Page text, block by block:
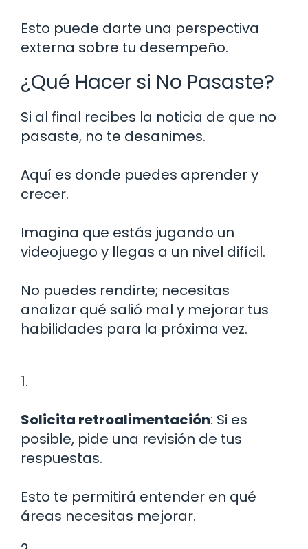
Esto puede darte una perspectiva
externa sobre tu desempeño.
¿Qué Hacer si No Pasaste?
Si al final recibes la noticia de que no
pasaste, no te desanimes.
Aquí es donde puedes aprender y
crecer.
Imagina que estás jugando un
videojuego y llegas a un nivel difícil.
No puedes rendirte; necesitas
analizar qué salió mal y mejorar tus
habilidades para la próxima vez.
1.
Solicita retroalimentación: Si es
posible, pide una revisión de tus
respuestas.
Esto te permitirá entender en qué
áreas necesitas mejorar.